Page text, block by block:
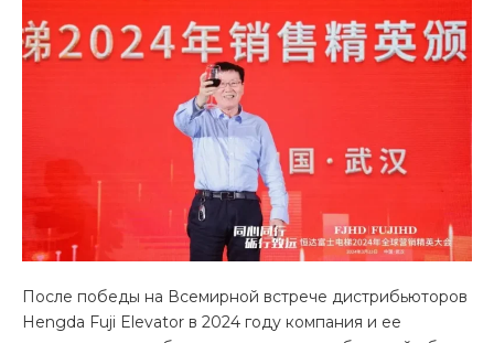
После победы на Всемирной встрече дистрибьюторов
Hengda Fuji Elevator в 2024 году компания и ее